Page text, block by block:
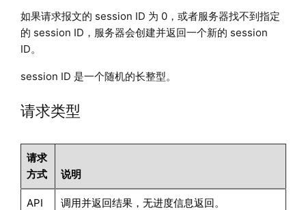
如果请求报文的 session ID 为 0，或者服务器找不到指定
的 session ID，服务器会创建并返回一个新的 session
ID。
session ID 是一个随机的长整型。
请求类型
请求
方式
说明
API 调用并返回结果，无进度信息返回。